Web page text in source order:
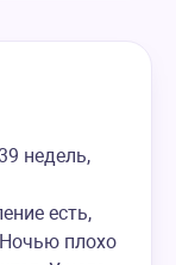
недель,
есть,
плохо